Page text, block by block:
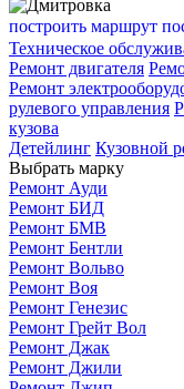
построить маршрут
Техническое
Ремонт двигателя
Ремонт
рулевого управления
кузова
Детейлинг Кузовной
Выбрать марку
Ремонт Ауди
Ремонт БИД
Ремонт БМВ
Ремонт Бентли
Ремонт Вольво
Ремонт Воя
Ремонт Генезис
Ремонт Грейт Вол
Ремонт Джак
Ремонт Джили